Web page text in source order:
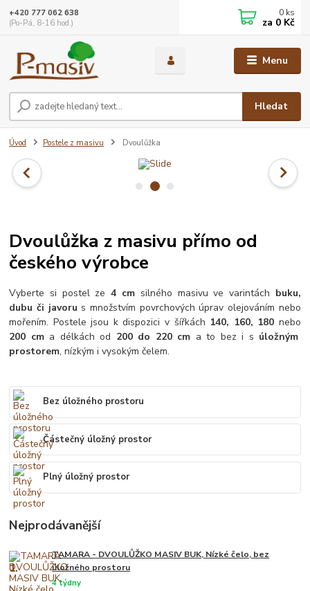
Menu
Hledat
+420 777 062 638
(Po-Pá, 8-16 hod.)
0 ks
za 0 Kč
Úvod Postele z masivu Dvoulůžka
Dvoulůžka z masivu přímo od
českého výrobce
Vyberte si postel ze4 cmsilného masivu ve varintách buku,
dubu či javoru s množstvím povrchových úprav olejováním nebo
mořením. Postele jsou k dispozici v šířkách 140, 160, 180 nebo
200 cma délkách od 200 do 220 cm a to bez i s úložným
prostorem, nízkým i vysokým čelem.
Bez úložného prostoru
Částečný úložný prostor
Plný úložný prostor
Nejprodávanější
1.
TAMARA - DVOULŮŽKO MASIV BUK, Nízké čelo, bez
úložného prostoru
4 týdny